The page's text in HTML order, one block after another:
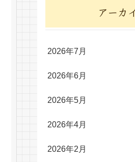
アーカ
2026年7月
2026年6月
2026年5月
2026年4月
2026年2月